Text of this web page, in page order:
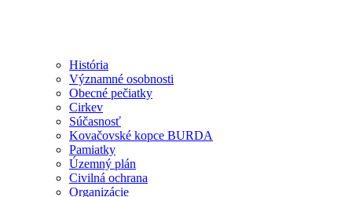
História
Významné osobnosti
Obecné pečiatky
Cirkev
Súčasnosť
Kovačovské kopce BURDA
Pamiatky
Územný plán
Civilná ochrana
Organizácie